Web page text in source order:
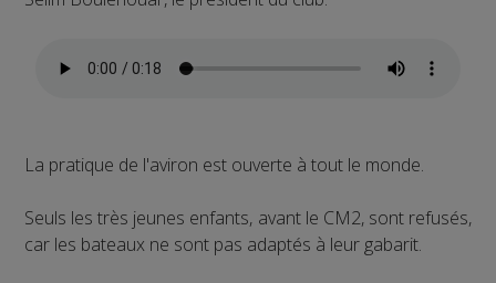
La pratique de l'aviron est ouverte à tout le monde.
Seuls les très jeunes enfants, avant le CM2, sont refusés,
car les bateaux ne sont pas adaptés à leur gabarit.